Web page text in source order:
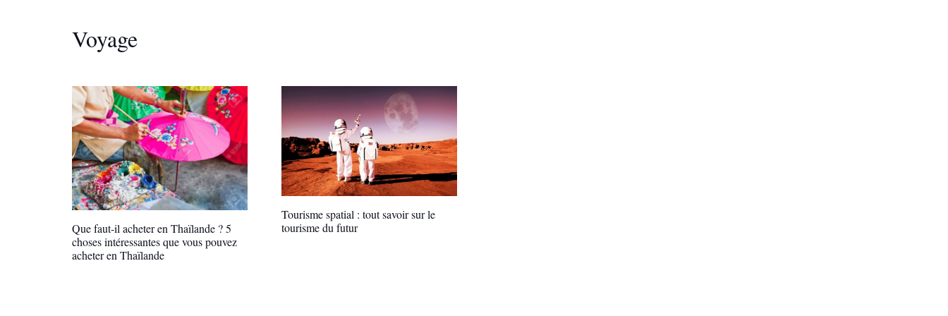
Voyage
Que faut-il acheter en Thaïlande ? 5
choses intéressantes que vous pouvez
acheter en Thaïlande
Tourisme spatial : tout savoir sur le
tourisme du futur